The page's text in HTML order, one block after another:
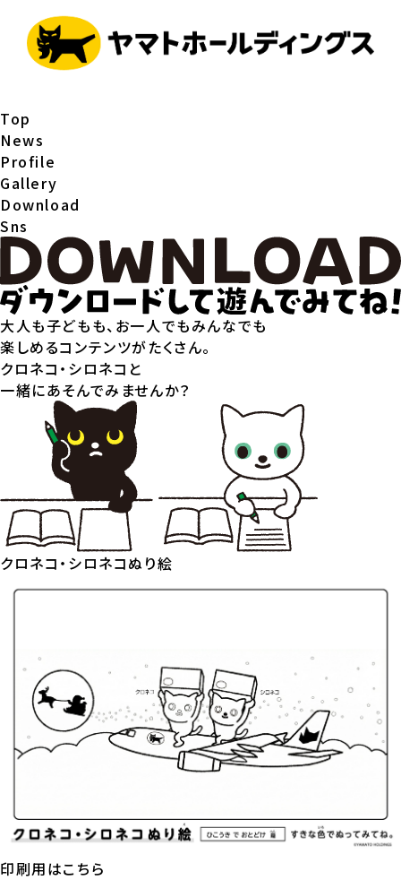
Top
News
Profile
Gallery
Download
Sns
大人も子どもも、お一人でもみんなでも
楽しめるコンテンツがたくさん。
クロネコ・シロネコと
一緒にあそんでみませんか？
クロネコ・シロネコぬり絵
印刷用はこちら